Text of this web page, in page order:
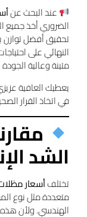
عند البحث عن
الضروري أخذ جميع
تحقيق أفضل توازن
النهائي على
متينة وعالية
يعطيك العافية
في اتخاذ القرار
الشد
تختلفأسعار
متعددة مثل نوع
الهندسي. ولأن